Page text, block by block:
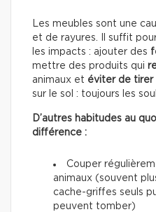
Les meubles sont une
et de rayures. Il suffit
les impacts : ajouter des
mettre des produits qui
animaux et éviter de tirer
sur le sol : toujours les
D’autres habitudes au
différence :
Couper
animaux (souvent
cache-griffes seuls
peuvent tomber)